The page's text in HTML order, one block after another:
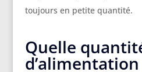
toujours en petite quantité.
Quelle